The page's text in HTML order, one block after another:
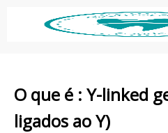
O que é : Y-linked
ligados ao Y)